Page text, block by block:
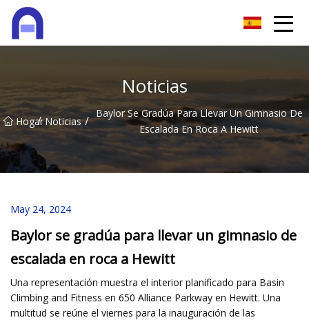
Noticias
Hogar
/ Noticias / Baylor Se Gradúa Para Llevar Un Gimnasio De
Escalada En Roca A Hewitt
May 24, 2024
Baylor se gradúa para llevar un gimnasio de
escalada en roca a Hewitt
Una representación muestra el interior planificado para Basin
Climbing and Fitness en 650 Alliance Parkway en Hewitt. Una
multitud se reúne el viernes para la inauguración de las